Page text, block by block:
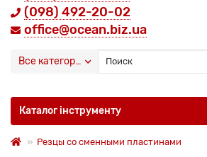
(098) 492-20-02
office@ocean.biz.ua
Все категории
Каталог інструменту
Резцы со сменными пластинами